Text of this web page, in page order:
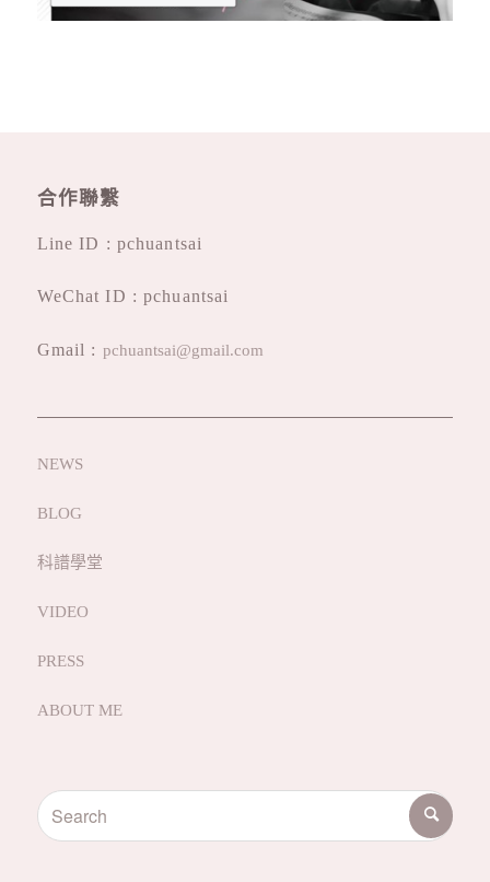
合作聯繫
Line ID : pchuantsai
WeChat ID : pchuantsai
Gmail : pchuantsai@gmail.com
NEWS
BLOG
科譜學堂
VIDEO
PRESS
ABOUT ME